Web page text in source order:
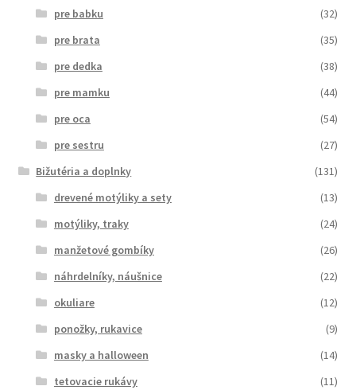
pre babku
(32)
pre brata
(35)
pre dedka
(38)
pre mamku
(44)
pre oca
(54)
pre sestru
(27)
Bižutéria a doplnky
(131)
drevené motýliky a sety
(13)
motýliky, traky
(24)
manžetové gombíky
(26)
náhrdelníky, náušnice
(22)
okuliare
(12)
ponožky, rukavice
(9)
masky a halloween
(14)
tetovacie rukávy
(11)